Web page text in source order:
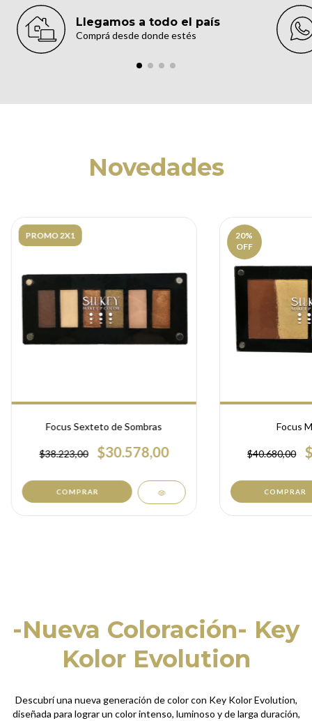
Llegamos a todo el país
Comprá desde donde estés
Novedades
PROMO 2X1
Focus Sexteto de Sombras
$38.223,00 $30.578,00
COMPRAR
20%
OFF
Focus
$40.680,00
COMPRAR
-Nueva Coloración- Key
Kolor Evolution
Descubrí una nueva generación de color con Key Kolor Evolution,
diseñada para lograr un color intenso, luminoso y de larga duración,